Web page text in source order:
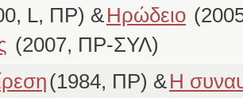
L, ΠΡ) &Ηρώδειο
(2007, ΠΡ-ΣΥΛ)
(1984, ΠΡ) &Η